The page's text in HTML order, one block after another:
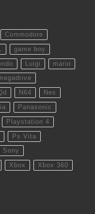
Commodore
game boy
Luigi mario
N64 Nes
Panasonic
Playstation 4
Ps Vita
Sony
Xbox Xbox 360